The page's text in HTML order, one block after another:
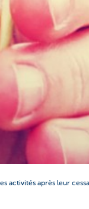
activités après leur